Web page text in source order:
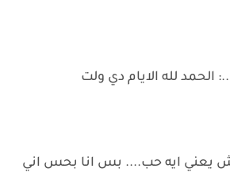
لله الايام دي ولت
يعني ايه حب.... بس انا بحس اني